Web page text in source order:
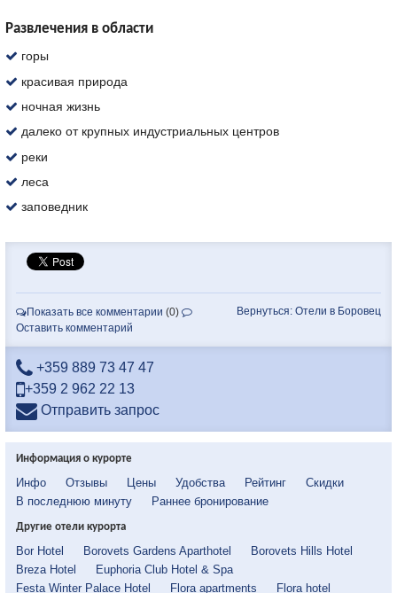
Развлечения в области
горы
красивая природа
ночная жизнь
далеко от крупных индустриальных центров
реки
леса
заповедник
Вернуться: Отели в Боровец
Показать все комментарии (0)
Оставить комментарий
+359 889 73 47 47
+359 2 962 22 13
Отправить запрос
Информация о курорте
Инфо Отзывы Цены Удобства Рейтинг
Скидки
В последнюю минуту
Раннее бронирование
Другие отели курорта
Bor Hotel Borovets Gardens Aparthotel
Borovets Hills Hotel
Breza Hotel
Euphoria Club Hotel & Spa
Festa Winter Palace Hotel
Flora apartments
Flora hotel